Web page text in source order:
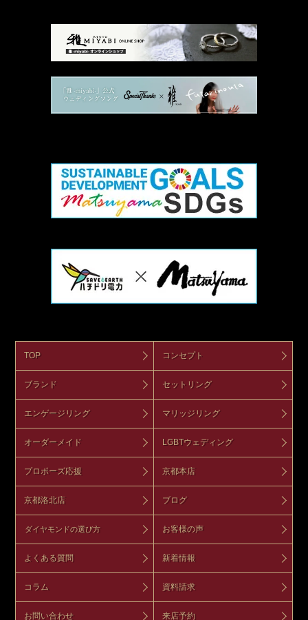
TOP コンセプト
ブランド セットリング
エンゲージリング マリッジリング
オーダーメイド LGBTウェディング
プロポーズ応援 京都本店
京都洛北店 ブログ
ダイヤモンドの選び方 お客様の声
よくある質問 新着情報
コラム 資料請求
お問い合わせ 来店予約